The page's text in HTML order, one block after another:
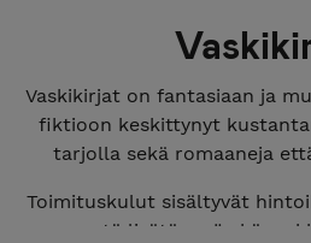
Vaskikirjat on fantasiaan ja
fiktioon keskittynyt
tarjolla sekä romaaneja
Toimituskulut sisältyvät
syytä lisätä myös